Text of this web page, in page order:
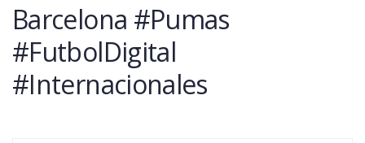
Barcelona #Pumas
#FutbolDigital
#Internacionales